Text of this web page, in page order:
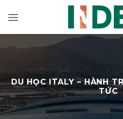
qua
DU HỌC ITALY – HÀNH
TỨC